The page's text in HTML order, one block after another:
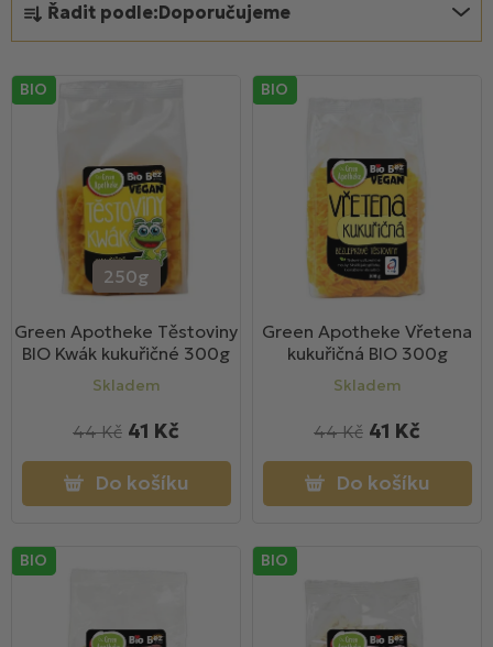
a
z
e
n
t
ů
Řadit podle:Doporučujeme
ů
BIO
250g
Green Apotheke Těstoviny
BIO Kwák kukuřičné 300g
Skladem
41 Kč
44 Kč
Do košíku
BIO
Green Apotheke Vřetena
kukuřičná BIO 300g
Skladem
41 Kč
44 Kč
Do košíku
BIO BIO